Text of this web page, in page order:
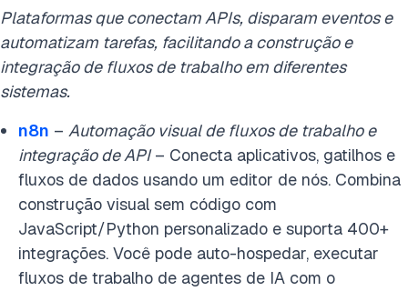
Plataformas que conectam APIs, disparam eventos e
automatizam tarefas, facilitando a construção e
integração de fluxos de trabalho em diferentes
sistemas.
n8n – Automação visual de fluxos de trabalho e
integração de API– Conecta aplicativos, gatilhos e
fluxos de dados usando um editor de nós. Combina
construção visual sem código com
JavaScript/Python personalizado e suporta 400+
integrações. Você pode auto-hospedar, executar
fluxos de trabalho de agentes de IA com o